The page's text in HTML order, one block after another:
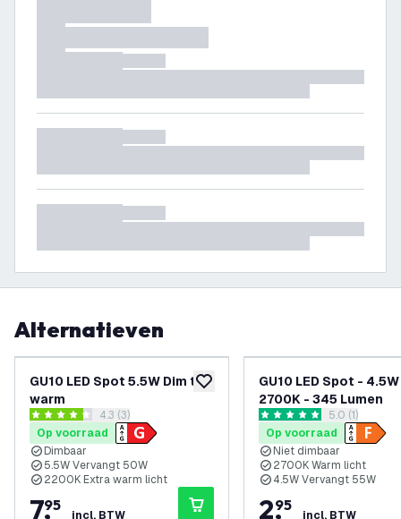
Alternatieven
toevoegen aan verlanglijst
GU10 LED Spot 5.5W Dim to
warm
reviews drawer openen
4.3 score sterren4.3 (3)
Op voorraad
Dimbaar
5.5W Vervangt 50W
2200K Extra warm licht
7,
95
incl. BTW
GU10 LED Spot -
2700K - 345 Lumen
reviews
5 score sterren5.0 (1)
Op voorraad
Niet dimbaar
2700K Warm licht
4.5W Vervangt 55W
2,
95
incl. BTW